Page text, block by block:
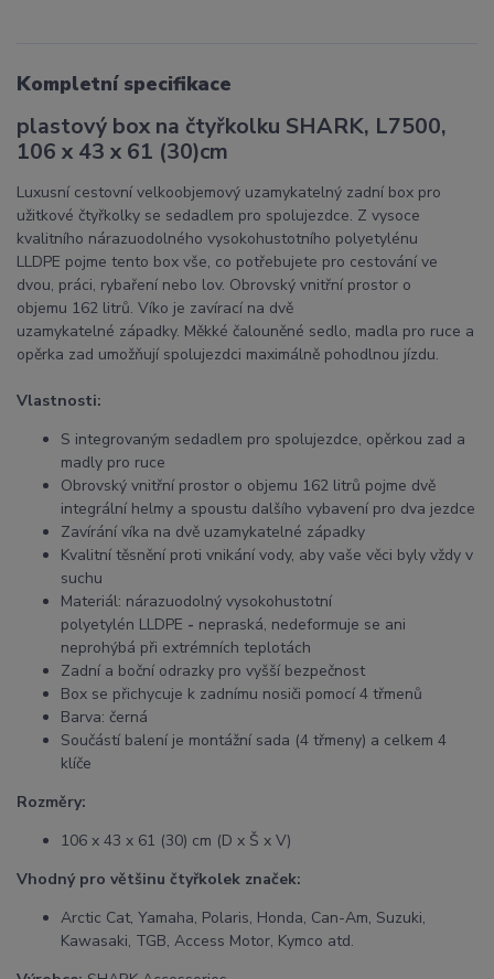
Kompletní specifikace
plastový box na čtyřkolku SHARK, L7500,
106 x 43 x 61 (30)cm
Luxusní cestovní velkoobjemový uzamykatelný zadní box pro
užitkové čtyřkolky se sedadlem pro spolujezdce. Z vysoce
kvalitního nárazuodolného vysokohustotního polyetylénu
LLDPE pojme tento box vše, co potřebujete pro cestování ve
dvou, práci, rybaření nebo lov. Obrovský vnitřní prostor o
objemu 162 litrů. Víko je zavírací na dvě
uzamykatelné západky. Měkké čalouněné sedlo, madla pro ruce a
opěrka zad umožňují spolujezdci maximálně pohodlnou jízdu.
Vlastnosti:
S integrovaným sedadlem pro spolujezdce, opěrkou zad a
madly pro ruce
Obrovský vnitřní prostor o objemu 162 litrů pojme dvě
integrální helmy a spoustu dalšího vybavení pro dva jezdce
Zavírání víka na dvě uzamykatelné západky
Kvalitní těsnění proti vnikání vody, aby vaše věci byly vždy v
suchu
Materiál: nárazuodolný vysokohustotní
polyetylén LLDPE - nepraská, nedeformuje se ani
neprohýbá při extrémních teplotách
Zadní a boční odrazky pro vyšší bezpečnost
Box se přichycuje k zadnímu nosiči pomocí 4 třmenů
Barva: černá
Součástí balení je montážní sada (4 třmeny) a celkem 4
klíče
Rozměry:
106 x 43 x 61 (30) cm (D x Š x V)
Vhodný pro většinu čtyřkolek značek:
Arctic Cat, Yamaha, Polaris, Honda, Can-Am, Suzuki,
Kawasaki, TGB, Access Motor, Kymco atd.